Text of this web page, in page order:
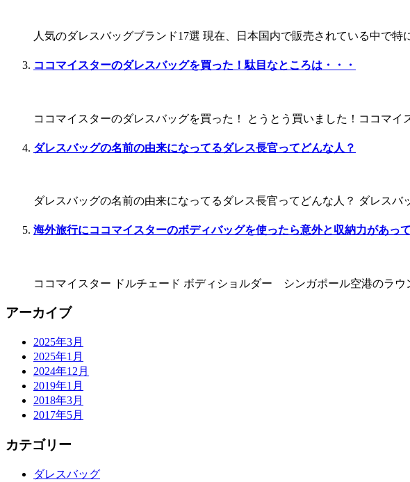
人気のダレスバッグブランド17選 現在、日本国内で販売されている中で
ココマイスターのダレスバッグを買った！駄目なところは・・・
ココマイスターのダレスバッグを買った！ とうとう買いました！ココマ
ダレスバッグの名前の由来になってるダレス長官ってどんな人？
ダレスバッグの名前の由来になってるダレス長官ってどんな人？ ダレス
海外旅行にココマイスターのボディバッグを使ったら意外と収納力があっ
ココマイスター ドルチェード ボディショルダー シンガポール空港のラ
アーカイブ
2025年3月
2025年1月
2024年12月
2019年1月
2018年3月
2017年5月
カテゴリー
ダレスバッグ